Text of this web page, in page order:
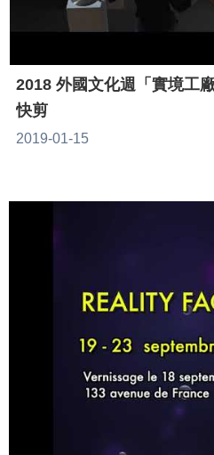
2018 外國文化週「實境工
快剪
2019-01-15